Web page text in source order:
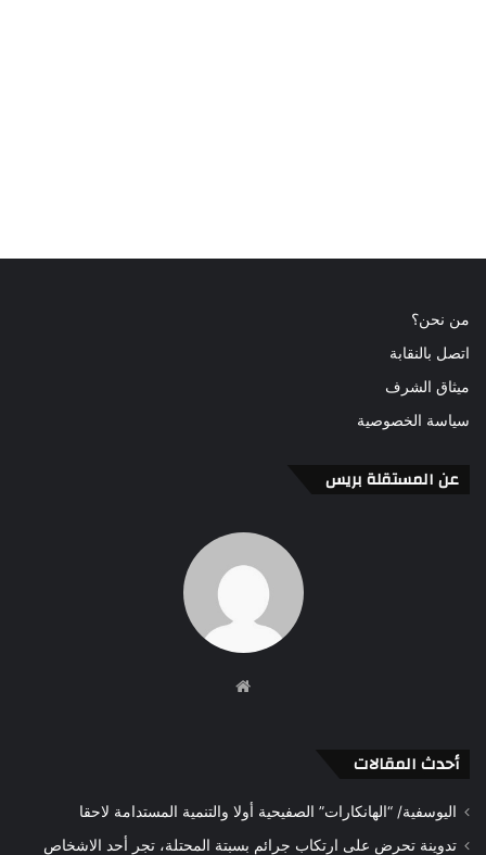
من نحن؟
اتصل بالنقابة
ميثاق الشرف
سياسة الخصوصية
عن المستقلة بريس
أحدث المقالات
اليوسفية/ “الهانكارات” الصفيحية أولا والتنمية المستدامة لاحقا
تدوينة تحرض على ارتكاب جرائم بسبتة المحتلة، تجر أحد الاشخاص